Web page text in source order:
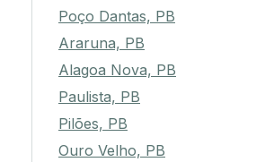
Poço Dantas, PB
Araruna, PB
Alagoa Nova, PB
Paulista, PB
Pilões, PB
Ouro Velho, PB